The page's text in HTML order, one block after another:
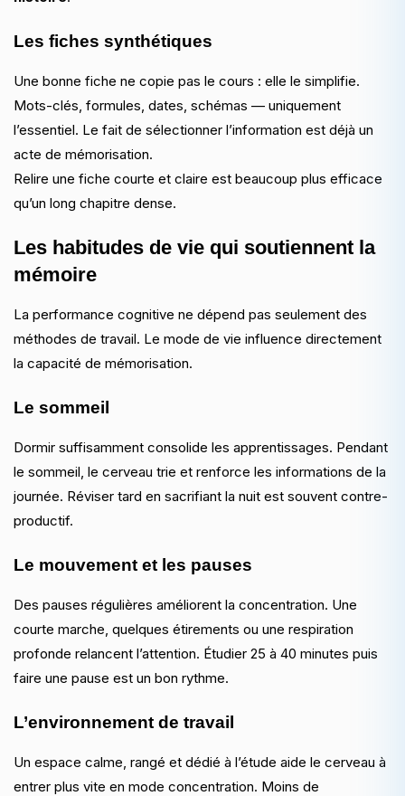
Les fiches synthétiques
Une bonne fiche ne copie pas le cours : elle le simplifie.
Mots-clés, formules, dates, schémas — uniquement
l’essentiel. Le fait de sélectionner l’information est déjà un
acte de mémorisation.
Relire une fiche courte et claire est beaucoup plus efficace
qu’un long chapitre dense.
Les habitudes de vie qui soutiennent la
mémoire
La performance cognitive ne dépend pas seulement des
méthodes de travail. Le mode de vie influence directement
la capacité de mémorisation.
Le sommeil
Dormir suffisamment consolide les apprentissages. Pendant
le sommeil, le cerveau trie et renforce les informations de la
journée. Réviser tard en sacrifiant la nuit est souvent contre-
productif.
Le mouvement et les pauses
Des pauses régulières améliorent la concentration. Une
courte marche, quelques étirements ou une respiration
profonde relancent l’attention. Étudier 25 à 40 minutes puis
faire une pause est un bon rythme.
L’environnement de travail
Un espace calme, rangé et dédié à l’étude aide le cerveau à
entrer plus vite en mode concentration. Moins de